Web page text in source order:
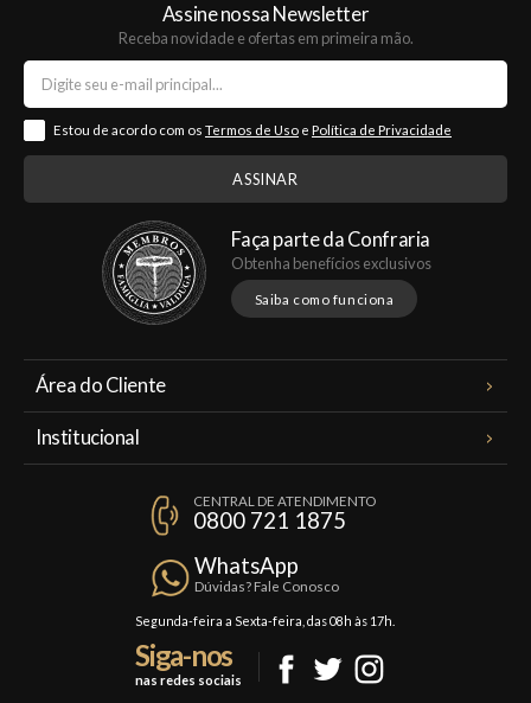
Assine nossa Newsletter
Receba novidade e ofertas em primeira mão.
Estou de acordo com os Termos de Uso e Política de Privacidade
Faça parte da Confraria
Obtenha benefícios exclusivos
Saiba como funciona
Área do Cliente
Institucional
Política de Privacidade
Trocas e Devoluções
Formas de Pagamento
CENTRAL DE ATENDIMENTO
0800 721 1875
WhatsApp
Dúvidas? Fale Conosco
Segunda-feira a Sexta-feira, das 08h às 17h.
Siga-nos
nas redes sociais